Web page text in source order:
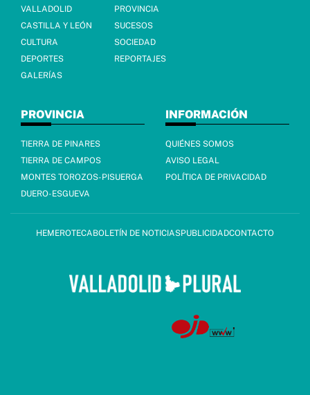
VALLADOLID
PROVINCIA
CASTILLA Y LEÓN
SUCESOS
CULTURA
SOCIEDAD
DEPORTES
REPORTAJES
GALERÍAS
PROVINCIA
TIERRA DE PINARES
TIERRA DE CAMPOS
MONTES TOROZOS-PISUERGA
DUERO-ESGUEVA
INFORMACIÓN
QUIÉNES SOMOS
AVISO LEGAL
POLÍTICA DE PRIVACIDAD
HEMEROTECABOLETÍN DE NOTICIASPUBLICIDADCONTACTO